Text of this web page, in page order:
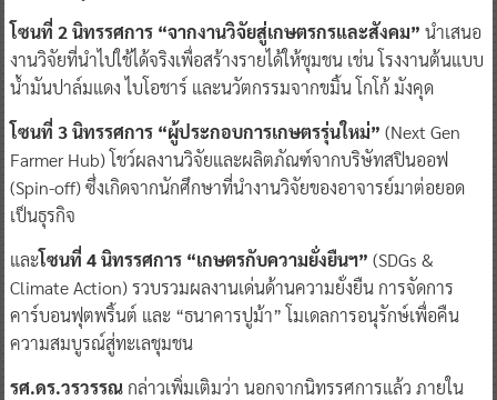
โซนที่ 2 นิทรรศการ “จากงานวิจัยสู่เกษตรกรและสังคม” นำเสนอ
งานวิจัยที่นำไปใช้ได้จริงเพื่อสร้างรายได้ให้ชุมชน เช่น โรงงานต้นแบบ
น้ำมันปาล์มแดง ไบโอชาร์ และนวัตกรรมจากขมิ้น โกโก้ มังคุด
โซนที่ 3 นิทรรศการ “ผู้ประกอบการเกษตรรุ่นใหม่” (Next Gen
Farmer Hub) โชว์ผลงานวิจัยและผลิตภัณฑ์จากบริษัทสปินออฟ
(Spin-off) ซึ่งเกิดจากนักศึกษาที่นำงานวิจัยของอาจารย์มาต่อยอด
เป็นธุรกิจ
และโซนที่ 4 นิทรรศการ “เกษตรกับความยั่งยืนฯ” (SDGs &
Climate Action) รวบรวมผลงานเด่นด้านความยั่งยืน การจัดการ
คาร์บอนฟุตพริ้นต์ และ “ธนาคารปูม้า” โมเดลการอนุรักษ์เพื่อคืน
ความสมบูรณ์สู่ทะเลชุมชน
รศ.ดร.วรวรรณกล่าวเพิ่มเติมว่า นอกจากนิทรรศการแล้ว ภายใน